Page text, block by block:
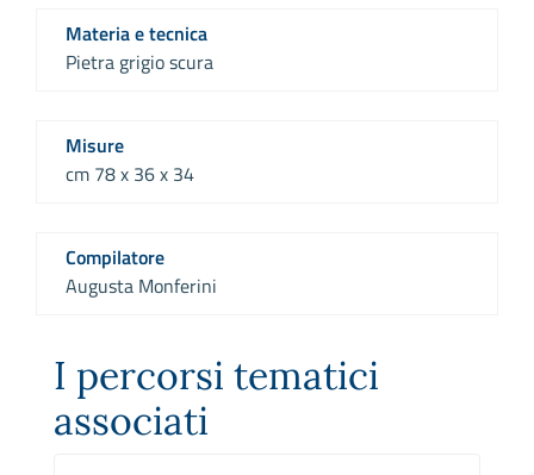
Materia e tecnica
Pietra grigio scura
Misure
cm 78 x 36 x 34
Compilatore
Augusta Monferini
I percorsi tematici
associati